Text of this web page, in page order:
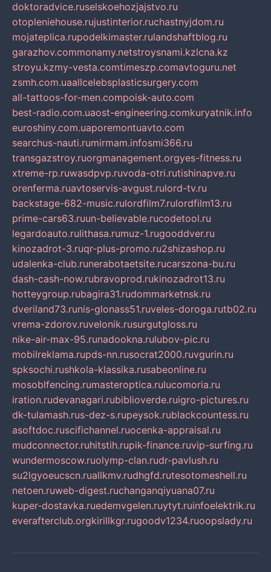
doktoradvice.ruselskoehozjajstvo.ru
otopleniehouse.rujustinterior.ruchastnyjdom.ru
mojateplica.rupodelkimaster.rulandshaftblog.ru
garazhov.commonamy.netstroysnami.kzlcna.kz
stroyu.kzmy-vesta.comtimeszp.comavtoguru.net
zsmh.com.uaallcelebsplasticsurgery.com
all-tattoos-for-men.compoisk-auto.com
best-radio.com.uaost-engineering.comkuryatnik.info
euroshiny.com.uaporemontuavto.com
searchus-nauti.rumirmam.infosmi366.ru
transgazstroy.ruorgmanagement.orgyes-fitness.ru
xtreme-rp.ruwasdpvp.ruvoda-otri.rutishinapve.ru
orenferma.ruavtoservis-avgust.rulord-tv.ru
backstage-682-music.rulordfilm7.rulordfilm13.ru
prime-cars63.ruun-believable.rucodetool.ru
legardoauto.rulithasa.rumuz-1.rugooddver.ru
kinozadrot-3.ruqr-plus-promo.ru2shizashop.ru
udalenka-club.runerabotaetsite.rucarszona-bu.ru
dash-cash-now.rubravoprod.rukinozadrot13.ru
hotteygroup.rubagira31.rudommarketnsk.ru
dveriland73.runis-glonass51.ruveles-doroga.rutb02.ru
vrema-zdorov.ruvelonik.rusurgutgloss.ru
nike-air-max-95.runadookna.rulubov-pic.ru
mobilreklama.rupds-nn.rusocrat2000.ruvgurin.ru
spksochi.rushkola-klassika.rusabeonline.ru
mosoblfencing.rumasteroptica.rulucomoria.ru
iration.rudevanagari.rubiblioverde.ruigro-pictures.ru
dk-tulamash.rus-dez-s.rupeysok.rublackcountess.ru
asoftdoc.ruscifichannel.ruocenka-appraisal.ru
mudconnector.ruhitstih.rupik-finance.ruvip-surfing.ru
wundermoscow.ruolymp-clan.rudr-pavlush.ru
su2lgyoeucscn.ruallkmv.rudhgfd.rutesotomeshell.ru
netoen.ruweb-digest.ruchanganqiyuana07.ru
kuper-dostavka.ruedemvgelen.ruytyt.ruinfoelektrik.ru
everafterclub.orgkirillkgr.rugoodv1234.ruoopslady.ru